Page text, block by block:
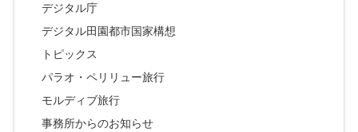
デジタル庁
デジタル田園都市国家構想
トピックス
パラオ・ペリリュー旅行
モルディブ旅行
事務所からのお知らせ